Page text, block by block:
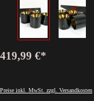
419,99 €*
Preise inkl. MwSt. zzgl. Versandkosten